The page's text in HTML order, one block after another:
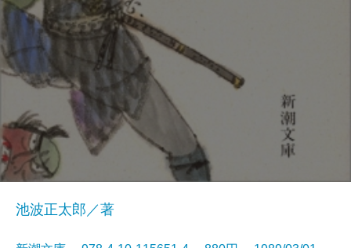
池波正太郎／著